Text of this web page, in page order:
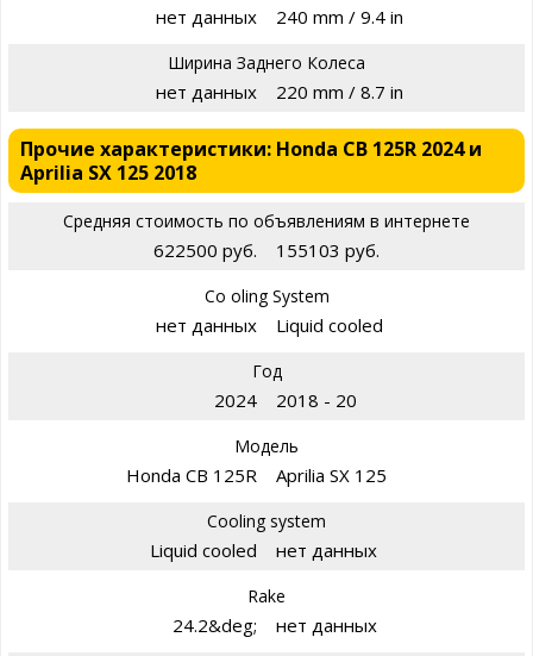
нет данных 240 mm / 9.4 in
Ширина Заднего Колеса
нет данных 220 mm / 8.7 in
Прочие характеристики: Honda CB 125R 2024 и
Aprilia SX 125 2018
Средняя стоимость по объявлениям в интернете
622500 руб. 155103 руб.
Co oling System
нет данных Liquid cooled
Год
2024 2018 - 20
Модель
Honda CB 125R Aprilia SX 125
Cooling system
Liquid cooled нет данных
Rake
24.2&deg; нет данных